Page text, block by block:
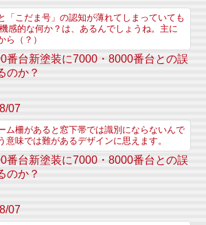
「こだま号」の認知が薄れてしまっていても
感的な何か？は、あるんでしょうね。主に
ら（？）
番台新塗装に7000・8000番台との誤
のか？
07
ム柵があると窓下帯では識別にならないんで
意味では難があるデザインに思えます。
番台新塗装に7000・8000番台との誤
のか？
07